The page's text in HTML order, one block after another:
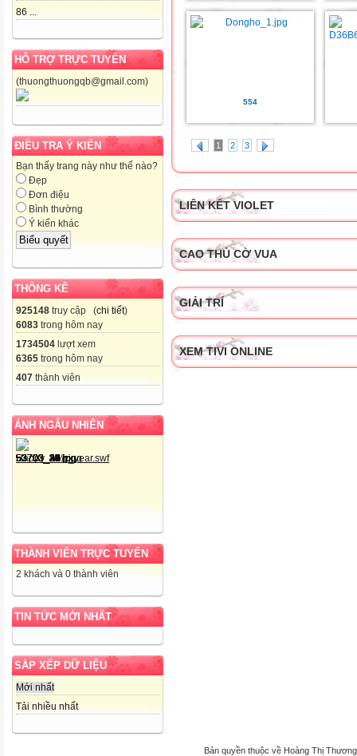
86 ...
HỖ TRỢ TRỰC TUYẾN
(thuongthuongqb@gmail.com)
ĐIỀU TRA Ý KIẾN
Bạn thấy trang này như thế nào?
Đẹp
Đơn điệu
Bình thường
Ý kiến khác
THỐNG KÊ
925148 truy cập (chi tiết)
6083 trong hôm nay
1734504 lượt xem
6365 trong hôm nay
407 thành viên
ẢNH NGẪU NHIÊN
THÀNH VIÊN TRỰC TUYẾN
2 khách và 0 thành viên
TIN TỨC MỚI NHẤT
SẮP XẾP DỮ LIỆU
Mới nhất
Tải nhiều nhất
554
1 2 3
LIÊN KẾT VIOLET
CAO THỦ CỜ VUA
GIẢI TRÍ
XEM TIVI ONLINE
Bản quyền thuộc về Hoàng Thị